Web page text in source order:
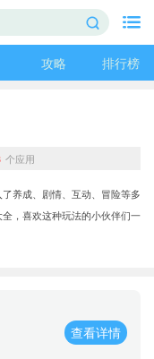
攻略 排行榜
个应用
养成、剧情、互动、冒险等多
，喜欢这种玩法的小伙伴们一
查看详情